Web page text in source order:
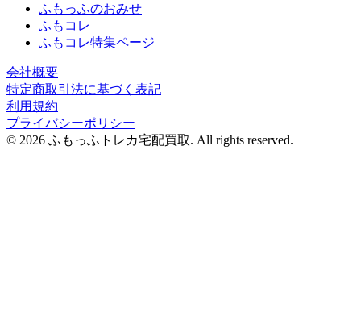
ふもっふのおみせ
ふもコレ
ふもコレ特集ページ
会社概要
特定商取引法に基づく表記
利用規約
プライバシーポリシー
© 2026 ふもっふトレカ宅配買取. All rights reserved.